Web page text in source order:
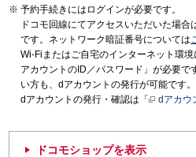
予約手続きにはログインが必要です。
ドコモ回線にてアクセスいただいた場
です。ネットワーク暗証番号については
Wi-Fiまたはご自宅のインターネット環
アカウントのID／パスワード」が必要で
い方も、dアカウントの発行が可能です。
dアカウントの発行・確認は「
dアカウ
ドコモショップを表示